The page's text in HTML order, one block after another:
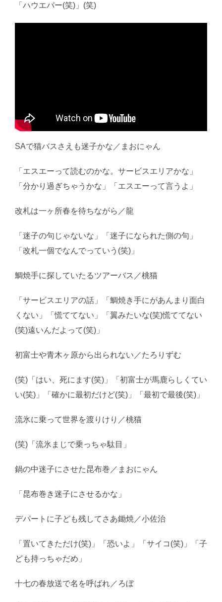
「ハウエバー(笑)」(笑)
SAで猫バスさえも迷子かな／まおにゃん
「エスエーって読むのかな。サービスエリアかな」
「分かり過ぎちゃうかな」「エスエーって言うよ」
改札は一ヶ所春を待ちながら／龍
「迷子の句じゃないな」「迷子になられた側の句」
「改札一個でなんでっていう(笑)」
鯛焼手に探していたるツアーバス／桃猫
「サービスエリアの話」「鯛焼き手にがあんまり面白
くない」「慌ててない」「翼みたいな(笑)慌ててない
(笑)遠いんだよって(笑)」
初富士や青木ヶ原から出られない／たろりずむ
(笑)「はい、死にます(笑)」「初富士が馬鹿らしくてい
い(笑)」「確かに最初だけど(笑)」「最初で最後(笑)」
流氷に乗って世界を渡りけり／桃猫
(笑)「流氷まじで乗っちゃ駄目」
鍋の中迷子にさせた昆布巻／まおにゃん
「昆布巻き迷子にさせるかな」
デパートに子ども残してさあ鋤焼／小佐治
「置いてきただけ(笑)」「恐いよ」「サイコ(笑)」「子
ども持っちゃだめ」
十七の春放送で名を呼ばれ／ろぼ